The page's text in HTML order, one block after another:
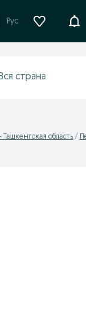
Рус
Ташкентская область